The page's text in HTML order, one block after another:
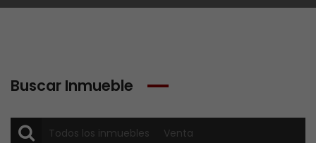
Buscar Inmueble
Todos los inmuebles Venta